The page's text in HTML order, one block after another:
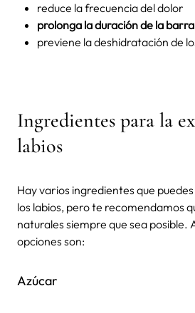
reduce la frecuencia del dolor
prolonga la duración de la
previene la deshidratación de
Ingredientes para la
labios
Hay varios ingredientes que
los labios, pero te recomendamos
naturales siempre que sea posible.
opciones son:
Azúcar